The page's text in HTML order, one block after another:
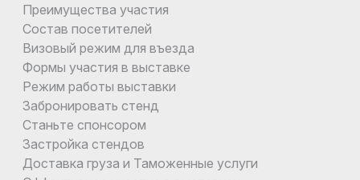
Преимущества участия
Состав посетителей
Визовый режим для въезда
Формы участия в выставке
Режим работы выставки
Забронировать стенд
Станьте спонсором
Застройка стендов
Доставка груза и Таможенные услуги